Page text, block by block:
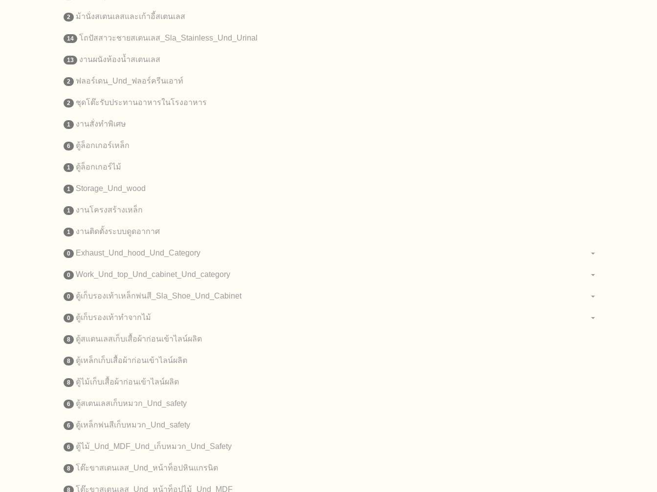
2 ม้านั่งสเตนเลสและเก้าอี้สเตนเลส
14 โถปัสสาวะชายสเตนเลส_Sla_Stainless_Und_Urinal
13 งานผนังห้องน้ำสเตนเลส
2 ฟลอร์เดน_Und_ฟลอร์ครีนเอาท์
2 ชุดโต๊ะรับประทานอาหารในโรงอาหาร
1 งานสั่งทำพิเศษ
6 ตู้ล็อกเกอร์เหล็ก
1 ตู้ล็อกเกอร์ไม้
1 Storage_Und_wood
1 งานโครงสร้างเหล็ก
1 งานติดตั้งระบบดูดอากาศ
0 Exhaust_Und_hood_Und_Category
0 Work_Und_top_Und_cabinet_Und_category
0 ตู้เก็บรองเท้าเหล็กพ่นสี_Sla_Shoe_Und_Cabinet
0 ตู้เก็บรองเท้าทำจากไม้
8 ตู้สแตนเลสเก็บเสื้อผ้าก่อนเข้าไลน์ผลิต
8 ตู้เหล็กเก็บเสื้อผ้าก่อนเข้าไลน์ผลิต
8 ตู้ไม้เก็บเสื้อผ้าก่อนเข้าไลน์ผลิต
6 ตู้สเตนเลสเก็บหมวก_Und_safety
6 ตู้เหล็กพ่นสีเก็บหมวก_Und_safety
6 ตู้ไม้_Und_MDF_Und_เก็บหมวก_Und_Safety
8 โต๊ะขาสเตนเลส_Und_หน้าท็อปหินแกรนิต
8 โต๊ะขาสเตนเลส_Und_หน้าท็อปไม้_Und_MDF